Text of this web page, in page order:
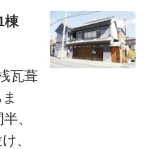
棟
瓦葺
、
、